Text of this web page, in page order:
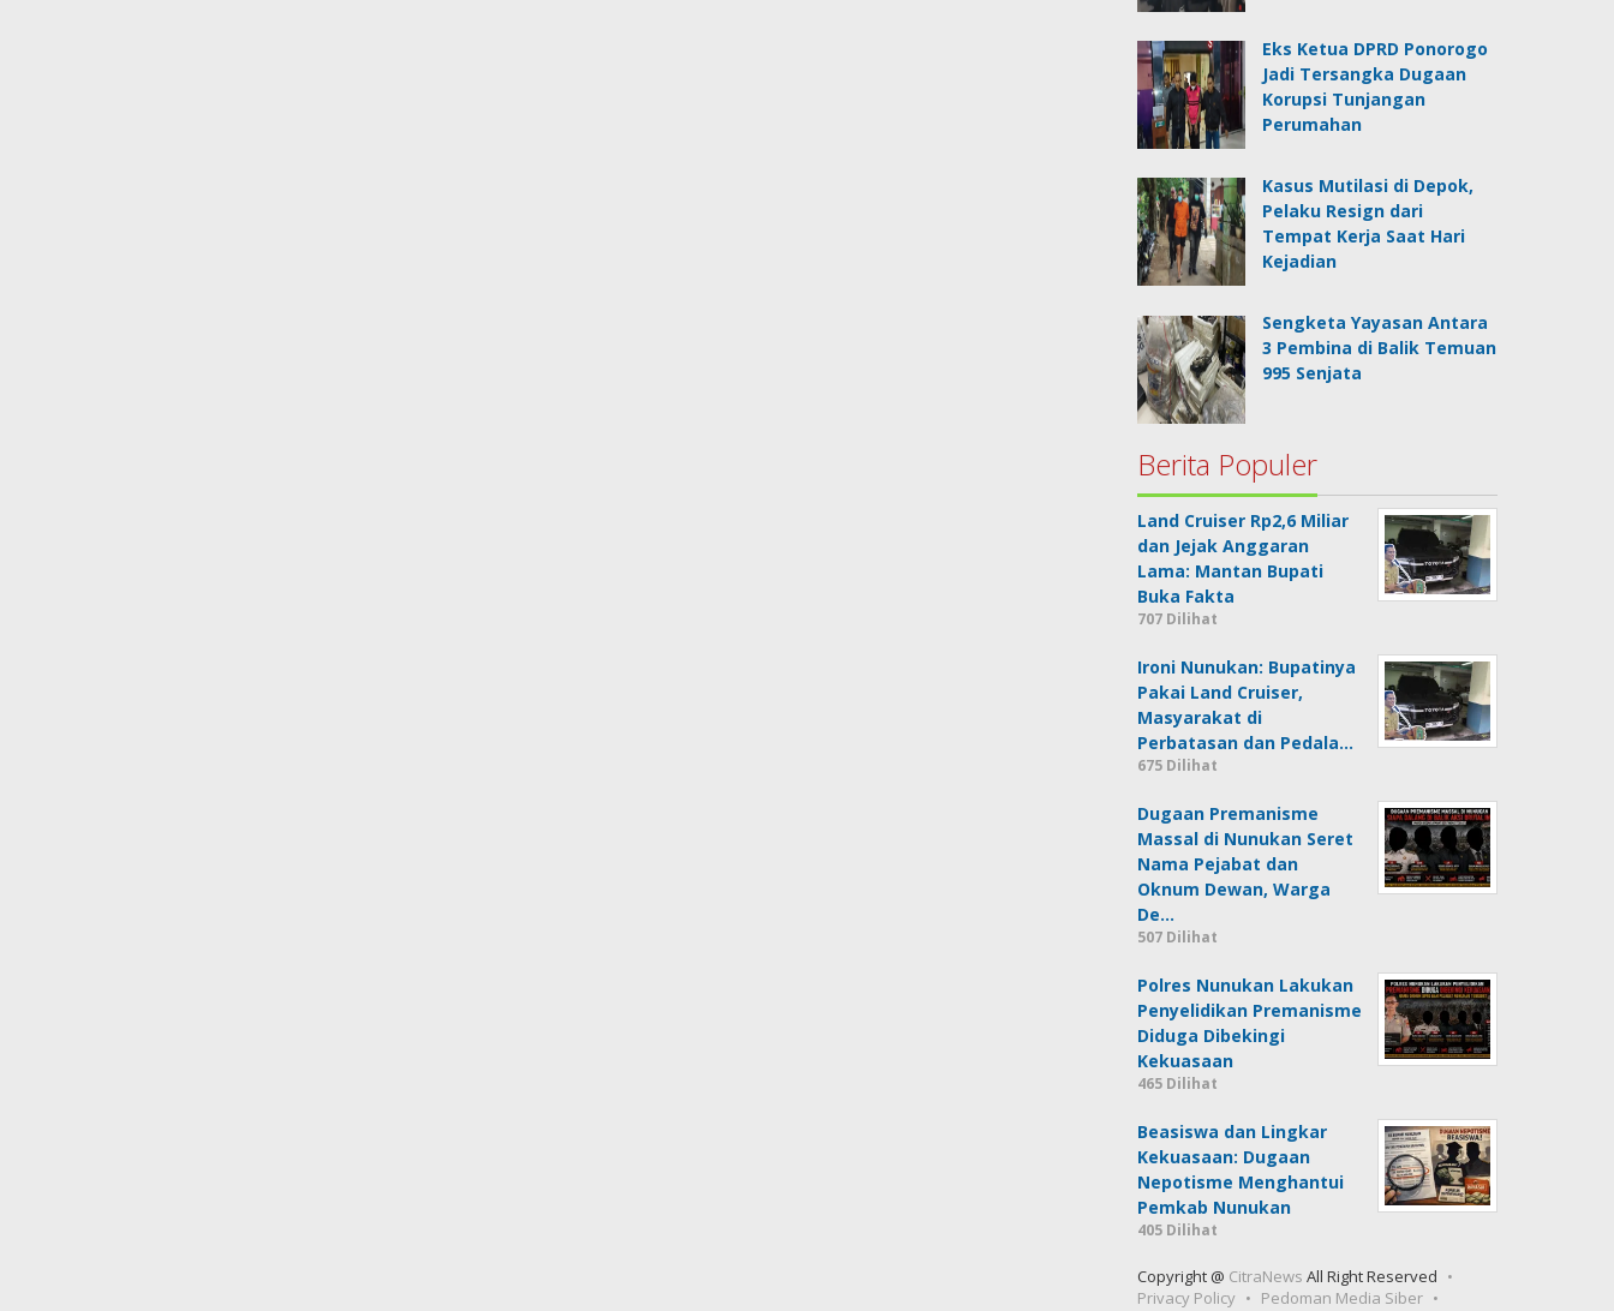
Eks Ketua DPRD Ponorogo
Jadi Tersangka Dugaan
Korupsi Tunjangan
Perumahan
Kasus Mutilasi di Depok,
Pelaku Resign dari
Tempat Kerja Saat Hari
Kejadian
Sengketa Yayasan Antara
3 Pembina di Balik Temuan
995 Senjata
Berita Populer
Land Cruiser Rp2,6 Miliar
dan Jejak Anggaran
Lama: Mantan Bupati
Buka Fakta
707 Dilihat
Ironi Nunukan: Bupatinya
Pakai Land Cruiser,
Masyarakat di
Perbatasan dan Pedala…
675 Dilihat
Dugaan Premanisme
Massal di Nunukan Seret
Nama Pejabat dan
Oknum Dewan, Warga
De…
507 Dilihat
Polres Nunukan Lakukan
Penyelidikan Premanisme
Diduga Dibekingi
Kekuasaan
465 Dilihat
Beasiswa dan Lingkar
Kekuasaan: Dugaan
Nepotisme Menghantui
Pemkab Nunukan
405 Dilihat
Copyright @ CitraNews All Right Reserved
Privacy Policy
Pedoman Media Siber